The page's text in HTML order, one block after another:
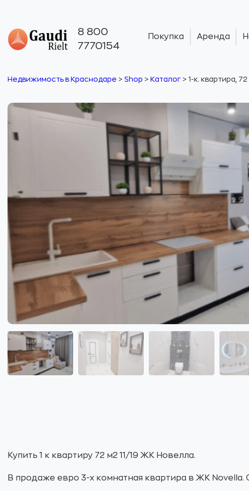
8 800
7770154
Покупка Аренда
Недвижимость в Краснодаре > Shop > Каталог > 1-к. квартира,
Купить 1 к квартиру 72 м2 11/19 ЖК Новелла.
В продаже евро 3-х комнатная квартира в ЖК